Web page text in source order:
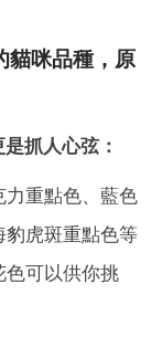
貓咪品種，原
抓人心弦：
力重點色、藍色
豹虎斑重點色等
色可以供你挑